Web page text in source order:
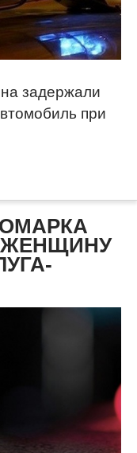
задержали
при
ЖЕНЩИНУ